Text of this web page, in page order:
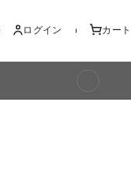
ログイン カート